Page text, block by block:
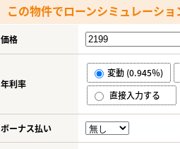
この物件でローンシミュレーショ
価格
年利率
変動 (0.945％)
直接入力する
ボーナス払い